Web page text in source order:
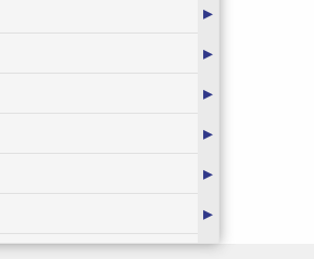
▸
▸
▸
▸
▸
▸
▸